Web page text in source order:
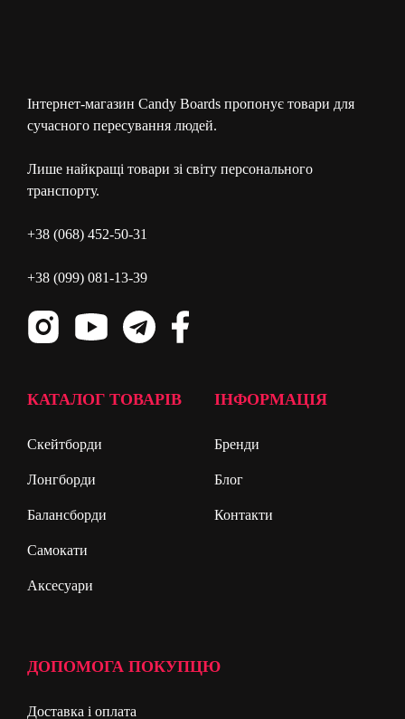
Інтернет-магазин Candy Boards пропонує товари для
сучасного пересування людей.
Лише найкращі товари зі світу персонального
транспорту.
+38 (068) 452-50-31
+38 (099) 081-13-39
КАТАЛОГ ТОВАРІВ
Скейтборди
Лонгборди
Балансборди
Самокати
Аксесуари
ІНФОРМАЦІЯ
Бренди
Блог
Контакти
ДОПОМОГА ПОКУПЦЮ
Доставка і оплата